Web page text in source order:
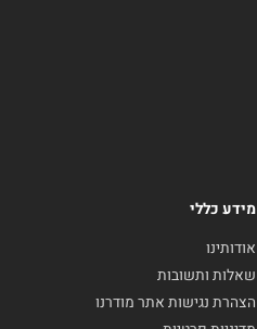
מידע כללי
אודותינו
שאלות ותשובות
הצהרת נגישות אתר מודרנו